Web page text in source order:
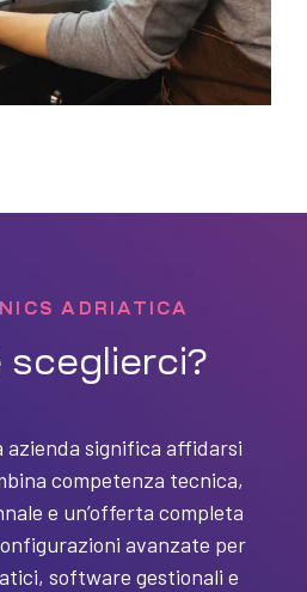
sceglierci?
ADRIATICA
azienda significa affidarsi
competenza tecnica,
e un’offerta completa
avanzate per
software gestionali e